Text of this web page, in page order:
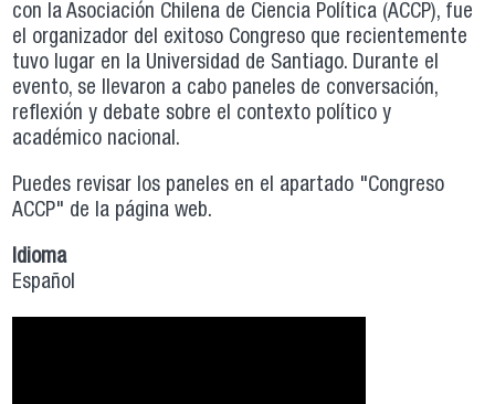
con la Asociación Chilena de Ciencia Política (ACCP), fue
el organizador del exitoso Congreso que recientemente
tuvo lugar en la Universidad de Santiago. Durante el
evento, se llevaron a cabo paneles de conversación,
reflexión y debate sobre el contexto político y
académico nacional.
Puedes revisar los paneles en el apartado "Congreso
ACCP" de la página web.
Idioma
Español